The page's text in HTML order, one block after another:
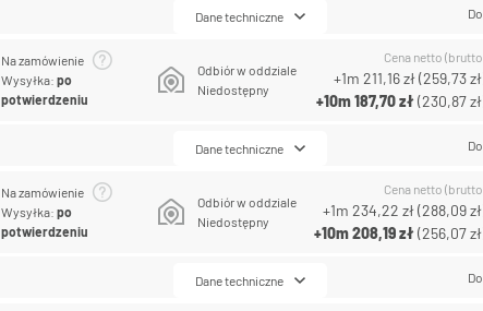
Dane techniczne
Na zamówienie
Wysyłka:po
potwierdzeniu
Odbiór w oddziale
Niedostępny
Cena netto
+1m 211,16 zł(259,73 zł
+10m187,70 zł(230,87 zł
Dane techniczne
Na zamówienie
Wysyłka:po
potwierdzeniu
Odbiór w oddziale
Niedostępny
Cena netto
+1m 234,22 zł(288,09 zł
+10m208,19 zł(256,07 zł
Dane techniczne